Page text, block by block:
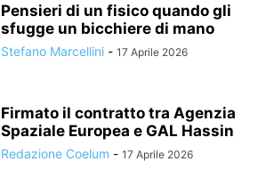
Pensieri di un fisico quando gli
sfugge un bicchiere di mano
Stefano Marcellini - 17 Aprile 2026
Firmato il contratto tra Agenzia
Spaziale Europea e GAL Hassin
Redazione Coelum - 17 Aprile 2026